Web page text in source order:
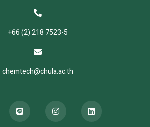
+66 (2) 218 7523-5
chemtech@chula.ac.th